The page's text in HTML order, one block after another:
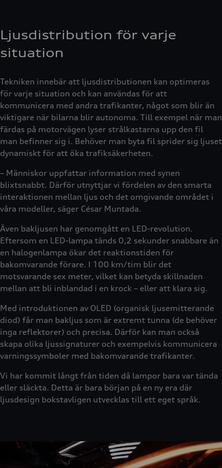
Ljusdistribution för varje
situation
Tekniken innebär att ljusdistributionen kan optimeras
för varje situation och kan användas för att
kommunicera med andra trafikanter, något som blir än
viktigare när bilarna blir autonoma. Till exempel när man
färdas på motorvägen lyser strålkastarna upp den fil
man befinner sig i. Behöver man byta fil sprider sig ljuset
dynamiskt för att öka trafiksäkerheten.
– Människor uppfattar information med synen
blixtsnabbt. Därför utnyttjar vi fördelen av den smarta
interaktionen mellan ljus och det omgivande området i
våra modeller, säger César Muntada.
Även bakljusen har genomgått en LED-revolution.
Eftersom en LED-lampa tänds 0,2 sekunder snabbare än
en halogenlampa ökar det reaktionstiden för
bakomvarande förare. I 100 km/tim blir det
motsvarande sex meter, vilket kan betyda skillnaden
mellan att bli inblandad i en krock – eller att klara sig.
Med introduktionen av OLED (organisk ljusemitterande
diod) får man bakljus som är extremt tunna (de behöver
inga reflektorer) och precisa. Därför kan man också
skapa olika ljussignaturer och exempelvis kommunicera
varningssymboler med bakomvarande trafikanter.
Vi har kommit långt från tiden då lampor bara var tända
eller släckta. Detta är bara början på en ny era där
ljusdesign bokstavligen utvecklas till ett eget språk.